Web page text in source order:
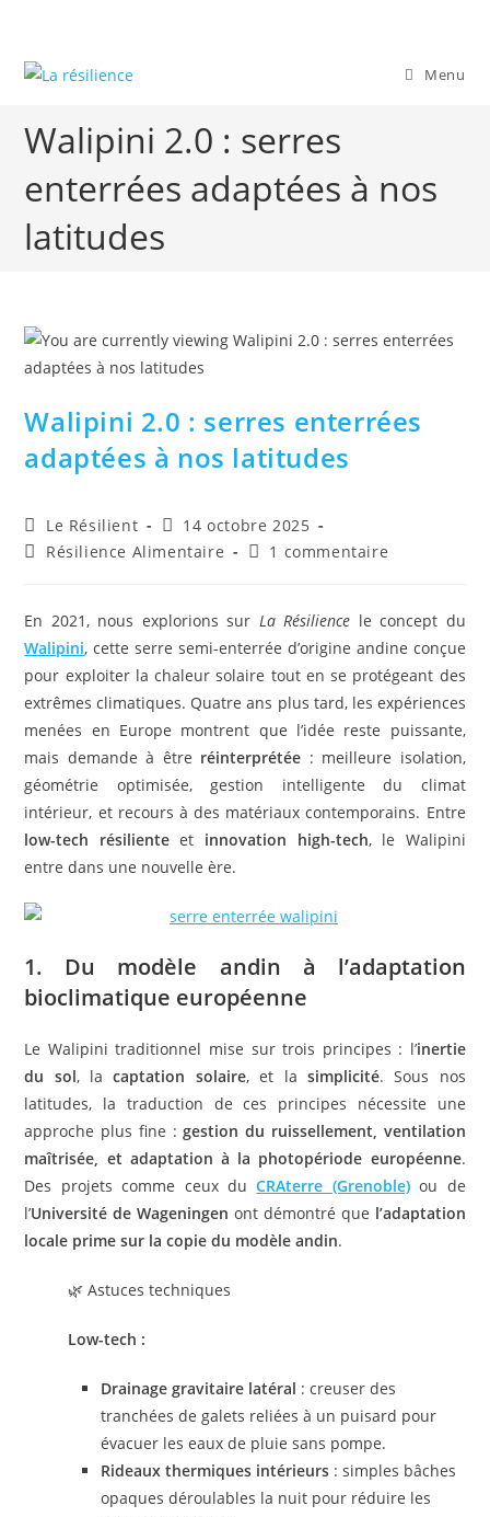
content
Menu
Walipini 2.0 : serres
enterrées adaptées à nos
latitudes
Walipini 2.0 : serres enterrées
adaptées à nos latitudes
Auteur/autrice
de
Le Résilient
Publication
publiée :
14 octobre 2025
PostRésilience Alimentaire
Commentaires
publication :
1 commentaire
En 2021, nous explorions sur La Résilience le concept du
Walipini, cette serre semi-enterrée d’origine andine conçue
pour exploiter la chaleur solaire tout en se protégeant des
extrêmes climatiques. Quatre ans plus tard, les expériences
menées en Europe montrent que l’idée reste puissante,
mais demande à être réinterprétée : meilleure isolation,
géométrie optimisée, gestion intelligente du climat
intérieur, et recours à des matériaux contemporains. Entre
low-tech résilienteet innovation high-tech, le Walipini
entre dans une nouvelle ère.
1. Du modèle andin à l’adaptation
bioclimatique européenne
Le Walipini traditionnel mise sur trois principes : l’inertie
du sol, lacaptation solaire, et la simplicité. Sous nos
latitudes, la traduction de ces principes nécessite une
approche plus fine :gestion du ruissellement, ventilation
maîtrisée, et adaptation à la photopériode européenne.
Des projets comme ceux duCRAterre (Grenoble)ou de
l’Université de Wageningen ont démontré que l’adaptation
locale prime sur la copie du modèle andin.
🌿 Astuces techniques
Low-tech :
Drainage gravitaire latéral : creuser des
tranchées de galets reliées à un puisard pour
évacuer les eaux de pluie sans pompe.
Rideaux thermiques intérieurs : simples bâches
opaques déroulables la nuit pour réduire les